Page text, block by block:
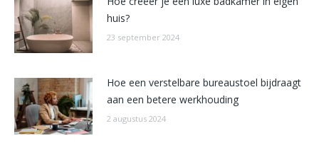
huis?
23 september 2024
Hoe een verstelbare bureaustoel bijdraagt
aan een betere werkhouding
2 augustus 2024